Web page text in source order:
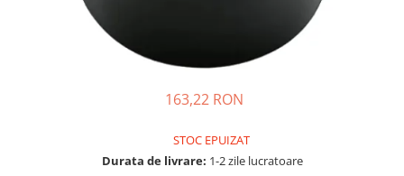
Pahare de cafea
163,22 RON
STOC EPUIZAT
Durata de livrare: 1-2 zile lucratoare